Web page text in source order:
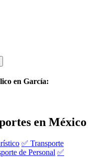
en García:
en México
✅ Transporte
de Personal ✅